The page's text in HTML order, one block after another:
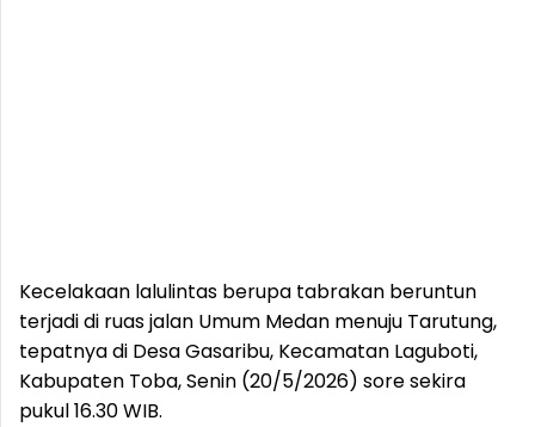
Kecelakaan lalulintas berupa tabrakan beruntun
terjadi di ruas jalan Umum Medan menuju Tarutung,
tepatnya di Desa Gasaribu, Kecamatan Laguboti,
Kabupaten Toba, Senin (20/5/2026) sore sekira
pukul 16.30 WIB.